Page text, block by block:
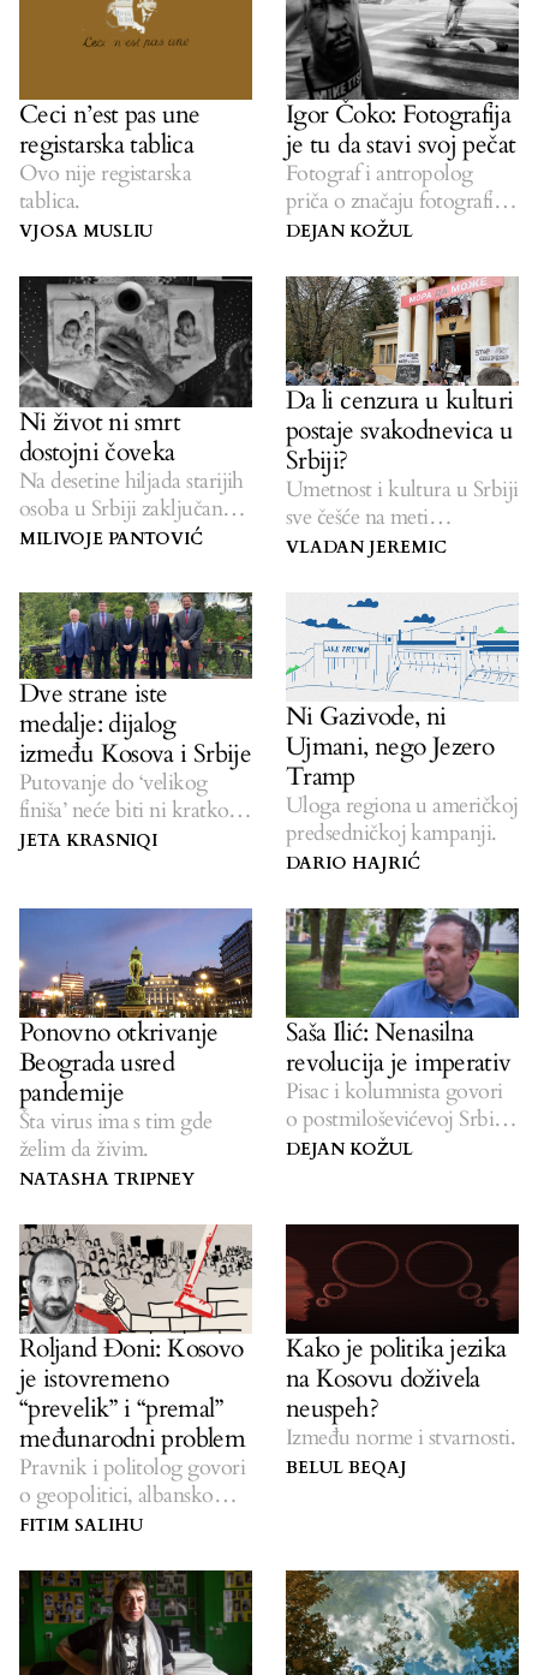
Ceci n’est pas une
registarska tablica
Ovo nije registarska
tablica.
VJOSA MUSLIU
Igor Čoko: Fotografija
je tu da stavi svoj pečat
Fotograf i antropolog
priča o značaju fotografije i
obavezi da ne zaboravimo.
DEJAN KOŽUL
Ni život ni smrt
dostojni čoveka
Na desetine hiljada starijih
osoba u Srbiji zaključano u
staračkim domovima.
MILIVOJE PANTOVIĆ
Da li cenzura u kulturi
postaje svakodnevica u
Srbiji?
Umetnost i kultura u Srbiji
sve češće na meti
nacionalista.
VLADAN JEREMIC
Dve strane iste
medalje: dijalog
između Kosova i Srbije
Putovanje do ‘velikog
finiša’ neće biti ni kratko,
ni lako.
JETA KRASNIQI
Ni Gazivode, ni
Ujmani, nego Jezero
Tramp
Uloga regiona u američkoj
predsedničkoj kampanji.
DARIO HAJRIĆ
Ponovno otkrivanje
Beograda usred
pandemije
Šta virus ima s tim gde
želim da živim.
NATASHA TRIPNEY
Saša Ilić: Nenasilna
revolucija je imperativ
Pisac i kolumnista govori
o postmiloševićevoj Srbiji,
nacionalizmu i festivalu
DEJAN KOŽUL
Roljand Đoni: Kosovo
je istovremeno
“prevelik” i “premal”
međunarodni problem
Pravnik i politolog govori
o geopolitici, albanskom
nacionalizmu i
Albaniji.
FITIM SALIHU
Kako je politika jezika
na Kosovu doživela
neuspeh?
Između norme i stvarnosti.
BELUL BEQAJ